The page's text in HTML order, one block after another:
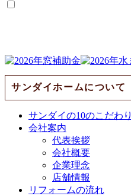
サンダイホームについて
サンダイの10のこだわり
会社案内
代表挨拶
会社概要
企業理念
店舗情報
リフォームの流れ